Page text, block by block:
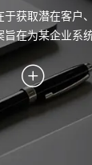
于获取潜在客户
在为某企业系
中心、以转化为
标设定、用户洞
路策略，确保
量的业务回报。